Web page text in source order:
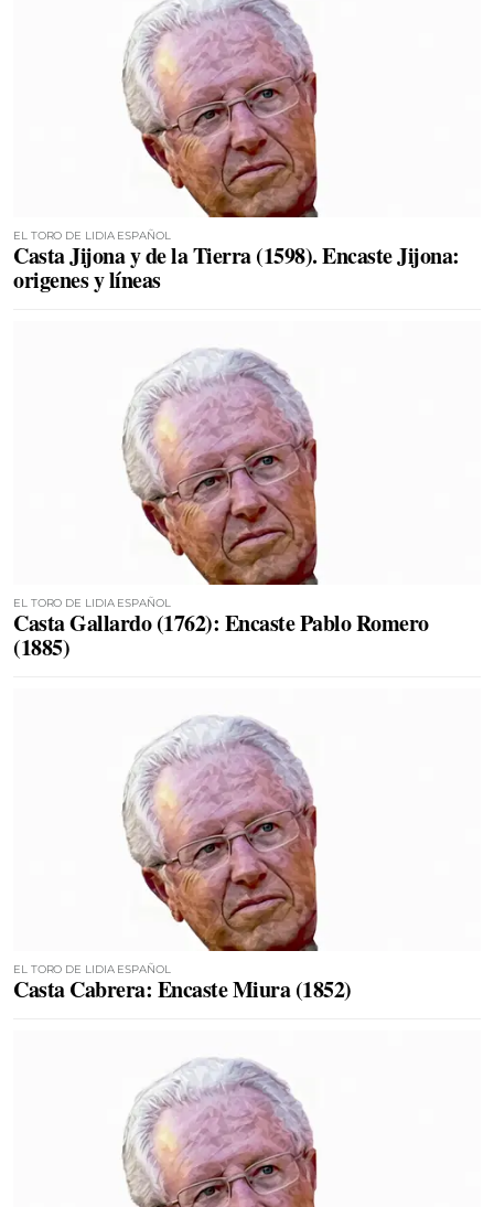
EL TORO DE LIDIA ESPAÑOL
Casta Jijona y de la Tierra (1598). Encaste Jijona:
origenes y líneas
EL TORO DE LIDIA ESPAÑOL
Casta Gallardo (1762): Encaste Pablo Romero
(1885)
EL TORO DE LIDIA ESPAÑOL
Casta Cabrera: Encaste Miura (1852)